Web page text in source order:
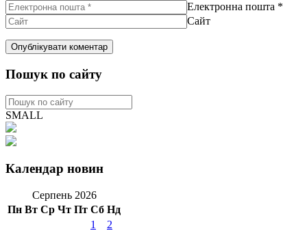
Електронна пошта *
Сайт
Пошук по сайту
SMALL
Календар новин
Серпень 2026
Пн Вт Ср Чт Пт Сб Нд
1
2